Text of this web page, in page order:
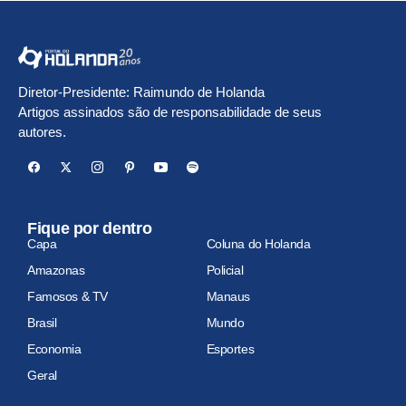
Diretor-Presidente: Raimundo de Holanda
Artigos assinados são de responsabilidade de seus
autores.
Fique por dentro
Capa
Coluna do Holanda
Amazonas
Policial
Famosos & TV
Manaus
Brasil
Mundo
Economia
Esportes
Geral